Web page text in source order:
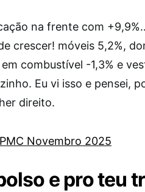
na frente com
crescer! móveis 5,2%,
em combustível -1,3% e
Eu vi isso e pensei,
direito.
Novembro 2025
e pro teu